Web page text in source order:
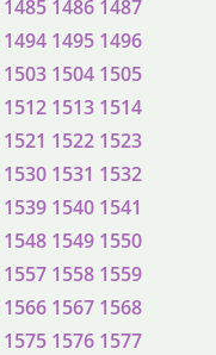
1485 1486 1487
1494 1495 1496
1503 1504 1505
1512 1513 1514
1521 1522 1523
1530 1531 1532
1539 1540 1541
1548 1549 1550
1557 1558 1559
1566 1567 1568
1575 1576 1577